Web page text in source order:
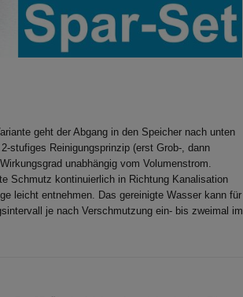
geht der Abgang in den Speicher nach unten
stufiges Reinigungsprinzip (erst Grob-, dann
unabhängig vom Volumenstrom.
Schmutz kontinuierlich in Richtung Kanalisation
leicht entnehmen. Das gereinigte Wasser kann für
je nach Verschmutzung ein- bis zweimal im